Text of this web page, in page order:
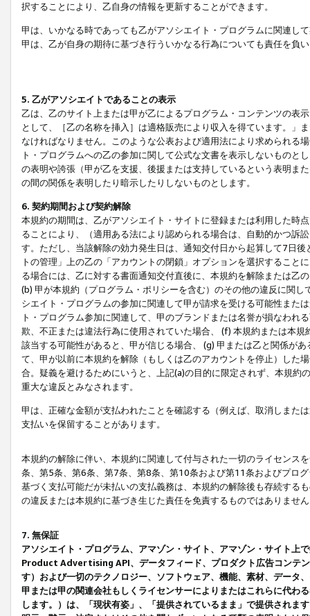
択することにより、乙自身の情報を更新することができます。
甲は、いかなる時であっても乙がアソシエイト・プログラムに関連し
甲は、乙が自身の期待に基づき行ういかなる行為についても責任を負
5. 乙がアソシエイトであることの表示
乙は、乙のサイト上または甲が乙によるプログラム・コンテンツの表
として、［乙の名称を挿入］は適格販売により収入を得ています。」
なければなりません。このような公表および適用法により求められる
ト・プログラムへの乙の参加に関して公式な文書を表示しないもの
の表明や誇張（甲が乙を支援、後援または支持しているという表明ま
の間の関係を表明したり暗示したりしないものとします。
6. 契約期間および契約解除
本規約の期間は、乙がアソシエイト・サイトに登録または利用した時
ることにより、（適用ある法により認められる場合は、自動的かつ訴
す。ただし、当該解除の効力発生日は、通知交付日から起算して7日
トの管理」上の乙の「アカウントの閉鎖」オプションを選択するこ
る場合には、乙に対する書面通知交付直後に、本規約を解除または乙
(b) 甲が本規約（プログラム・ポリシーを含む）のその他の違反に関
シエイト・プログラムの参加に関連して甲が請求を受ける可能性また
ト・プログラム参加に関連して、甲のブランドまたは名誉が損なわれ
欺、不正または違法行為に使用されていた場合、 (f) 本規約または本
該当する可能性があると、甲が信じる場合、 (g) 甲または乙と関係が
て、甲が以前に本規約を解除（もしくは乙のアカウントを停止）した
合。疑義を避けるためにいうと、上記(a)の目的に限定されず、本規
重大な違反とみなされます。
甲は、正確な金額が支払われたことを確認する（例えば、取消しまた
支払いを保留することがあります。
本規約の解除に伴い、本規約に関連して付与された一切のライセンス
条、第5条、第6条、第7条、第8条、第10条および第11条およびプロ
基づく支払可能だが未払いの支払義務は、本規約の解除後も存続する
の違反または本規約に基づき生じた責任を免責するものではありませ
7. 無保証
アソシエイト・プログラム、アマゾン・サイト、アマゾン・サイト上
Product Advertising API、データフィード、プロダクト広告コンテ
す）および一切のテクノロジー、ソフトウェア、機能、素材、データ
甲または甲の関連会社もしくライセンサーによりまたはこれらに代わ
します。）は、「現状有姿」、「提供されているまま」で提供されま